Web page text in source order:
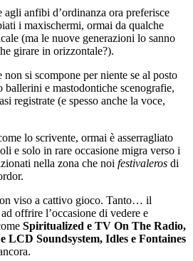
anfibi d’ordinanza ora preferisce
i maxischermi, ormai da qualche
(ma le nuove generazioni lo sanno
girare in orizzontale?).
si scompone per niente se al posto
ballerini e mastodontiche scenografie,
registrate (e spesso anche la voce,
lo scrivente, ormai è asserragliato
e solo in rare occasione migra verso i
nella zona che noi festivaleros di
viso a cattivo gioco. Tanto… il
offrire l’occasione di vedere e
Spiritualized e TV On The Radio,
LCD Soundsystem, Idles e Fontaines